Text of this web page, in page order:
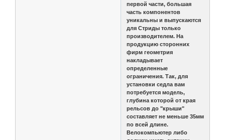
первой части, большая
часть компонентов
уникальны и выпускаются
для Стриды только
производителем. На
продукцию сторонних
фирм геометрия
накладывает
определенные
ограничения. Так, для
установки седла вам
потребуется модель,
глубина которой от края
рельсов до "крыши"
составляет не меньше 35мм
по всей длине.
Велокомпьютер либо